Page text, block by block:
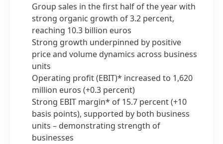
Group sales in the first half of the year with
strong organic growth of 3.2 percent,
reaching 10.3 billion euros
Strong growth underpinned by positive
price and volume dynamics across business
units
Operating profit(EBIT)* increased to 1,620
million euros (+0.3 percent)
Strong EBIT margin* of 15.7 percent(+10
basis points), supported by both business
units – demonstrating strength of
businesses